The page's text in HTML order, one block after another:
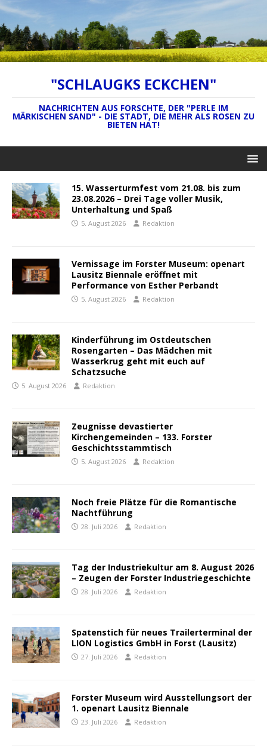
"SCHLAUGKS ECKCHEN"
NACHRICHTEN AUS FORSCHTE, DER "PERLE IM
MÄRKISCHEN SAND" - DIE STADT, DIE MEHR ALS ROSEN ZU
BIETEN HAT!
15. Wasserturmfest vom 21.08. bis zum
23.08.2026 – Drei Tage voller Musik,
Unterhaltung und Spaß
5. August 2026 Redaktion
Vernissage im Forster Museum: openart
Lausitz Biennale eröffnet mit
Performance von Esther Perbandt
5. August 2026 Redaktion
Kinderführung im Ostdeutschen
Rosengarten – Das Mädchen mit
Wasserkrug geht mit euch auf
Schatzsuche
5. August 2026 Redaktion
Zeugnisse devastierter
Kirchengemeinden – 133. Forster
Geschichtsstammtisch
5. August 2026 Redaktion
Noch freie Plätze für die Romantische
Nachtführung
28. Juli 2026 Redaktion
Tag der Industriekultur am 8. August 2026
– Zeugen der Forster Industriegeschichte
28. Juli 2026 Redaktion
Spatenstich für neues Trailerterminal der
LION Logistics GmbH in Forst (Lausitz)
27. Juli 2026 Redaktion
Forster Museum wird Ausstellungsort der
1. openart Lausitz Biennale
23. Juli 2026 Redaktion